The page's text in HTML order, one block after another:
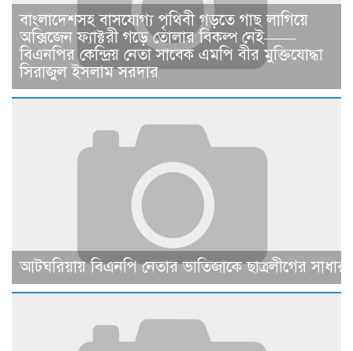
বাংলাদেশসহ বাসযোগ্য পৃথিবী গড়তে গাছ লাগিয়ে
অক্সিজেন ফ্যাক্টরী গড়ে তোলার বিকল্প নেই——
বিএনপির কেন্দ্রিয় নেতা সাবেক এমপি বীর মুক্তিযোদ্ধা
সিরাজুল ইসলাম সরদার
আটঘরিয়ায় বিএনপি নেতার ভাতিজাকে ছাত্রলীগের